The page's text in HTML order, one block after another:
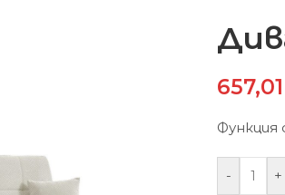
657,01
Функция
- +